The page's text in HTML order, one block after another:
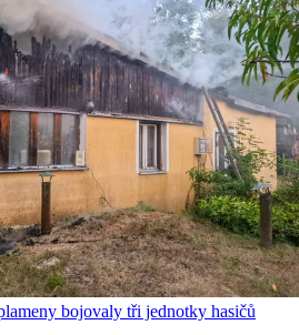
bojovaly tři jednotky hasičů